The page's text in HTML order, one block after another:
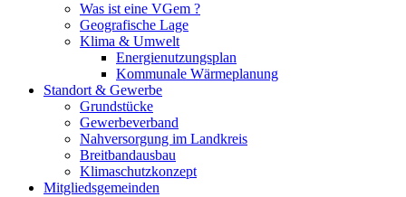
Was ist eine VGem ?
Geografische Lage
Klima & Umwelt
Energienutzungsplan
Kommunale Wärmeplanung
Standort & Gewerbe
Grundstücke
Gewerbeverband
Nahversorgung im Landkreis
Breitbandausbau
Klimaschutzkonzept
Mitgliedsgemeinden